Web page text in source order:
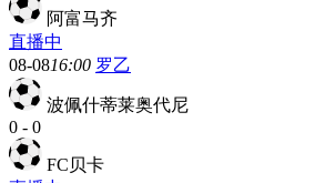
阿富马齐
直播中
08-0816:00 罗乙
波佩什蒂莱奥代尼
0 - 0
FC贝卡